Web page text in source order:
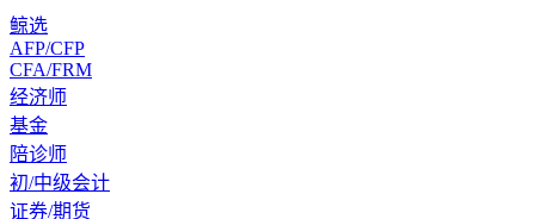
鲸选
AFP/CFP
CFA/FRM
经济师
基金
陪诊师
初/中级会计
证券/期货